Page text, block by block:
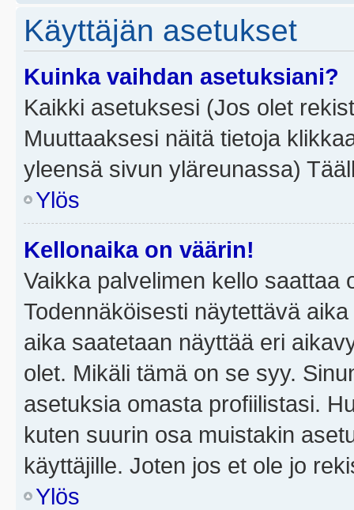
Käyttäjän asetukset
Kuinka vaihdan asetuksiani?
Kaikki asetuksesi (Jos olet
Muuttaaksesi näitä tietoja
yleensä sivun yläreunassa)
Ylös
Kellonaika on väärin!
Vaikka palvelimen kello saattaa
Todennäköisesti näytettävä
aika saatetaan näyttää eri
olet. Mikäli tämä on se syy.
asetuksia omasta profiilistasi.
kuten suurin osa muistakin
käyttäjille. Joten jos et ole jo
Ylös